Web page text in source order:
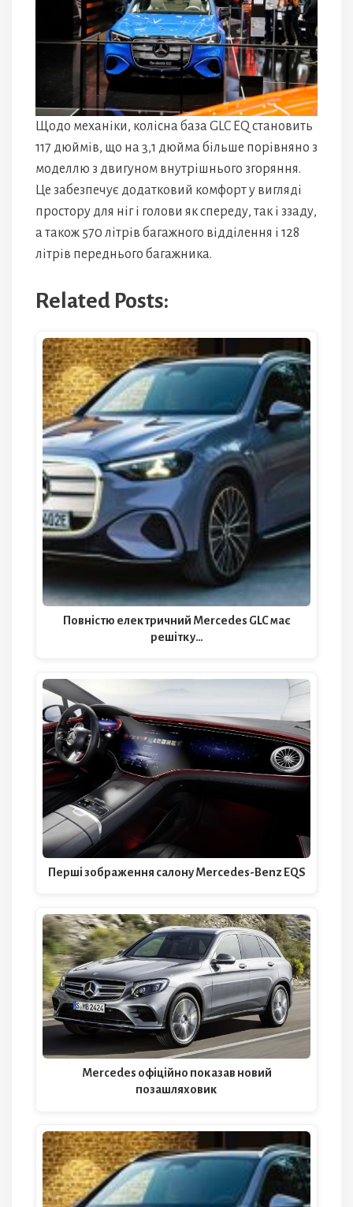
Щодо механіки, колісна база GLC EQ становить
117 дюймів, що на 3,1 дюйма більше порівняно з
моделлю з двигуном внутрішнього згоряння.
Це забезпечує додатковий комфорт у вигляді
простору для ніг і голови як спереду, так і ззаду,
а також 570 літрів багажного відділення і 128
літрів переднього багажника.
Related Posts:
Повністю електричний Mercedes GLC має
решітку…
Перші зображення салону Mercedes-Benz EQS
Mercedes офіційно показав новий
позашляховик